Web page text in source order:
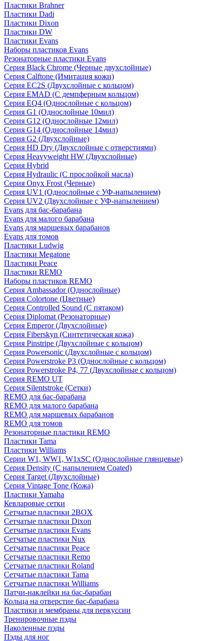
Пластики Brahner
Пластики Dadi
Пластики Dixon
Пластики DW
Пластики Evans
Наборы пластиков Evans
Резонаторные пластики Evans
Серия Black Chrome (Черные двухслойные)
Серия Calftone (Имитация кожи)
Серия EC2S (Двухслойные с кольцом)
Серия EMAD (С демпферным кольцом)
Серия EQ4 (Однослойные с кольцом)
Серия G1 (Однослойные 10мил)
Серия G12 (Однослойные 12мил)
Серия G14 (Однослойные 14мил)
Серия G2 (Двухслойные)
Серия HD Dry (Двухслойные с отверстиями)
Серия Heavyweight HW (Двухслойные)
Серия Hybrid
Серия Hydraulic (С прослойкой масла)
Серия Onyx Frost (Черные)
Серия UV1 (Однослойные с УФ-напылением)
Серия UV2 (Двухслойные с УФ-напылением)
Evans для бас-барабана
Evans для малого барабана
Evans для маршевых барабанов
Evans для томов
Пластики Ludwig
Пластики Megatone
Пластики Peace
Пластики REMO
Наборы пластиков REMO
Серия Ambassador (Однослойные)
Серия Colortone (Цветные)
Серия Controlled Sound (С пятаком)
Серия Diplomat (Резонаторные)
Серия Emperor (Двухслойные)
Серия Fiberskyn (Синтетическая кожа)
Серия Pinstripe (Двухслойные с кольцом)
Серия Powersonic (Двухслойные с кольцом)
Серия Powerstroke P3 (Однослойные с кольцом)
Серия Powerstroke P4, 77 (Двухслойные с кольцом)
Серия REMO UT
Серия Silentstroke (Сетки)
REMO для бас-барабана
REMO для малого барабана
REMO для маршевых барабанов
REMO для томов
Резонаторные пластики REMO
Пластики Tama
Пластики Williams
Серии W1, WW1, W1xSC (Однослойные глянцевые)
Серия Density (C напылением Coated)
Серия Target (Двухслойные)
Серия Vintage Tone (Кожа)
Пластики Yamaha
Кевларовые сетки
Сетчатые пластики 2BOX
Сетчатые пластики Dixon
Сетчатые пластики Evans
Сетчатые пластики Nux
Сетчатые пластики Peace
Сетчатые пластики Remo
Сетчатые пластики Roland
Сетчатые пластики Tama
Сетчатые пластики Williams
Патчи-наклейки на бас-барабан
Кольца на отверстие бас-барабана
Пластики и мембраны для перкуссии
Тренировочные пэды
Наколенные пэды
Пэды для ног